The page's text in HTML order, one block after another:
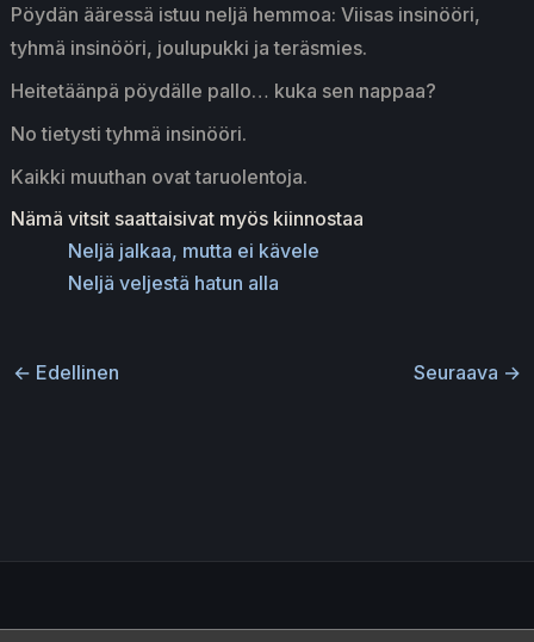
Pöydän ääressä istuu neljä hemmoa: Viisas insinööri,
tyhmä insinööri, joulupukki ja teräsmies.
Heitetäänpä pöydälle pallo… kuka sen nappaa?
No tietysti tyhmä insinööri.
Kaikki muuthan ovat taruolentoja.
Nämä vitsit saattaisivat myös kiinnostaa
Neljä jalkaa, mutta ei kävele
Neljä veljestä hatun alla
← Edellinen Seuraava →